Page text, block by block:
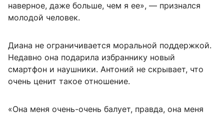
наверное, даже больше, чем я ее», — признался
молодой человек.
Диана не ограничивается моральной поддержкой.
Недавно она подарила избраннику новый
смартфон и наушники. Антоний не скрывает, что
очень ценит такое отношение.
«Она меня очень-очень балует, правда, она меня